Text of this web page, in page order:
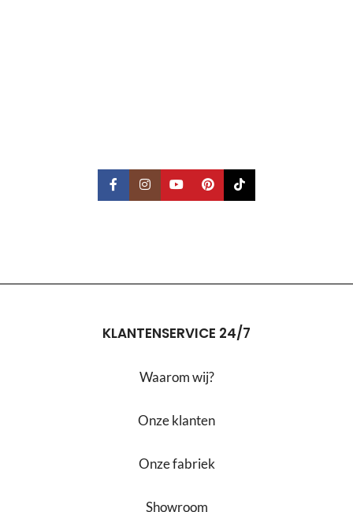
KLANTENSERVICE 24/7
Waarom wij?
Onze klanten
Onze fabriek
Showroom